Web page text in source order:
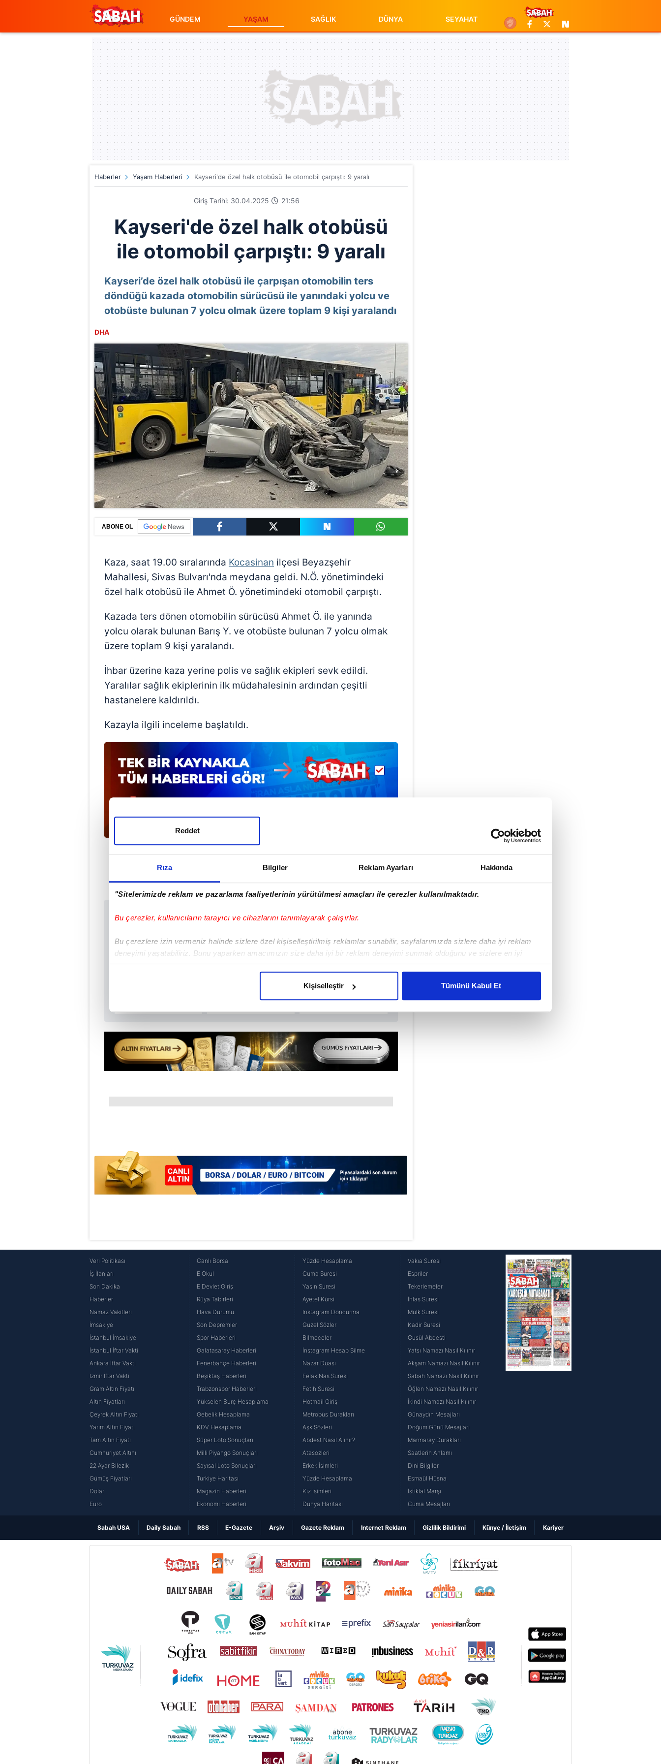
Rıza Bilgiler Reklam Ayarları Hakkında
"Sitelerimizde reklam ve pazarlama faaliyetlerinin yürütülmesi amaçları ile çerezler kullanılmaktadır.
Bu çerezler, kullanıcıların tarayıcı ve cihazlarını tanımlayarak çalışırlar.
Bu çerezlere izin vermeniz halinde sizlere özel kişiselleştirilmiş reklamlar sunabilir, sayfalarımızda sizlere daha iyi reklam
deneyimi yaşatabiliriz. Bunu yaparken amacımızın size daha iyi bir reklam deneyimi sunmak olduğunu ve sizlere en iyi
içerikleri sunabilmek adına elimizden gelen çabayı gösterdiğimizi ve bu noktada, reklamların maliyetlerimizi karşılamak
Her halükârda, kullanıcılar, bu çerezlere izin vermedikleri takdirde, kullanıcılara hedefli reklamlar gösterilmeyecektir."
Sizlere daha iyi bir hizmet sunabilmek için İnternet Sitemizde kendimize ve üçüncü kişilere ait çerezler kullanılmaktadır. Bu
çerezler vasıtasıyla çeşitli kişisel verileriniz işlenmekte olup gerekli olan çerezler bilgi toplumu hizmetlerinin sunulması
amacıyla kullanılmaktadır. Diğer çerezler, sitemizin daha işlevsel kılınması ve kişiselleştirilmesi ve sizlere yönelik
reklam/pazarlama faaliyetlerinin yapılması, amaçlarıyla sınırlı olarak açık rızanız dahilinde kullanılacaktır.
butonuna tıklayabilir,Çerez Bilgilendirme Metnimiziziyaret edebilirsiniz.
Reddet
Kişiselleştir Tümünü Kabul Et
GÜNDEM YAŞAM SAĞLIK DÜNYA SEYAHAT
Haberler Yaşam Haberleri Kayseri'de özel halk otobüsü ile otomobil çarpıştı: 9 yaralı
Giriş Tarihi: 30.04.2025 21:56
Kayseri'de özel halk otobüsü
ile otomobil çarpıştı: 9 yaralı
Kayseri’de özel halk otobüsü ile çarpışan otomobilin ters
döndüğü kazada otomobilin sürücüsü ile yanındaki yolcu ve
otobüste bulunan 7 yolcu olmak üzere toplam 9 kişi yaralandı
DHA
ABONE OL
Kaza, saat 19.00 sıralarında Kocasinan ilçesi Beyazşehir
Mahallesi, Sivas Bulvarı'nda meydana geldi. N.Ö. yönetimindeki
özel halk otobüsü ile Ahmet Ö. yönetimindeki otomobil çarpıştı.
Kazada ters dönen otomobilin sürücüsü Ahmet Ö. ile yanında
yolcu olarak bulunan Barış Y. ve otobüste bulunan 7 yolcu olmak
üzere toplam 9 kişi yaralandı.
İhbar üzerine kaza yerine polis ve sağlık ekipleri sevk edildi.
Yaralılar sağlık ekiplerinin ilk müdahalesinin ardından çeşitli
hastanelere kaldırıldı.
Kazayla ilgili inceleme başlatıldı.
#KOCASİNAN
Sabah.com.tr Uygulamamızı İndirin
Veri Politikası
İş İlanları
Son Dakika
Haberler
Namaz Vakitleri
İmsakiye
İstanbul İmsakiye
İstanbul İftar Vakti
Ankara İftar Vakti
İzmir İftar Vakti
Gram Altın Fiyatı
Altın Fiyatları
Çeyrek Altın Fiyatı
Yarım Altın Fiyatı
Tam Altın Fiyatı
Cumhuriyet Altını
22 Ayar Bilezik
Gümüş Fiyatları
Dolar
Euro
Canlı Borsa
E Okul
E Devlet Giriş
Rüya Tabirleri
Hava Durumu
Son Depremler
Spor Haberleri
Galatasaray Haberleri
Fenerbahçe Haberleri
Beşiktaş Haberleri
Trabzonspor Haberleri
Yükselen Burç Hesaplama
Gebelik Hesaplama
KDV Hesaplama
Süper Loto Sonuçları
Milli Piyango Sonuçları
Sayısal Loto Sonuçları
Türkiye Haritası
Magazin Haberleri
Ekonomi Haberleri
Yüzde Hesaplama
Cuma Suresi
Yasin Suresi
Ayetel Kürsi
İnstagram Dondurma
Güzel Sözler
Bilmeceler
İnstagram Hesap Silme
Nazar Duası
Felak Nas Suresi
Fetih Suresi
Hotmail Giriş
Metrobüs Durakları
Aşk Sözleri
Abdest Nasıl Alınır?
Atasözleri
Erkek İsimleri
Yüzde Hesaplama
Kız İsimleri
Dünya Haritası
Vakıa Suresi
Espriler
Tekerlemeler
İhlas Suresi
Mülk Suresi
Kadir Suresi
Gusül Abdesti
Yatsı Namazı Nasıl Kılınır
Akşam Namazı Nasıl Kılınır
Sabah Namazı Nasıl Kılınır
Öğlen Namazı Nasıl Kılınır
İkindi Namazı Nasıl Kılınır
Günaydın Mesajları
Doğum Günü Mesajları
Marmaray Durakları
Saatlerin Anlamı
Dini Bilgiler
Esmaül Hüsna
İstiklal Marşı
Cuma Mesajları
Sabah USA Daily Sabah RSS E-Gazete Arşiv Gazete Reklam Internet Reklam Gizlilik Bildirimi Künye / İletişim Kariyer